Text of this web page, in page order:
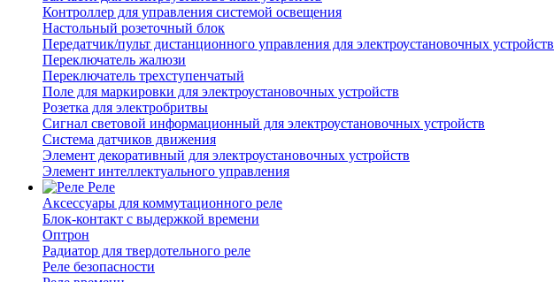
Контроллер для управления системой освещения
Настольный розеточный блок
Передатчик/пульт дистанционного управления для электроустановочных устройств
Переключатель жалюзи
Переключатель трехступенчатый
Поле для маркировки для электроустановочных устройств
Розетка для электробритвы
Сигнал световой информационный для электроустановочных устройств
Система датчиков движения
Элемент декоративный для электроустановочных устройств
Элемент интеллектуального управления
Реле
Аксессуары для коммутационного реле
Блок-контакт с выдержкой времени
Оптрон
Радиатор для твердотельного реле
Реле безопасности